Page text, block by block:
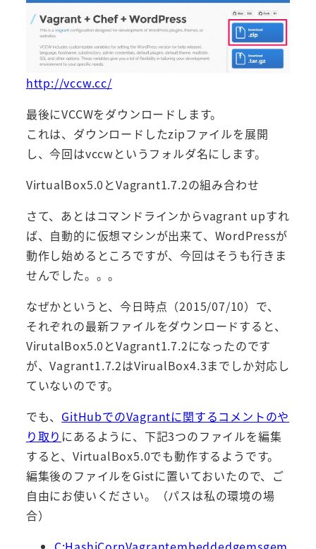
http://vccw.cc/
最後にVCCWをダウンロードします。
これは、ダウンロードしたzipファイルを展開
し、今回はvccwというフォルダ名にします。
VirtualBox5.0とVagrant1.7.2の組み合わせ
さて、あとはコマンドラインからvagrant upすれ
ば、自動的に仮想マシンが出来て、WordPressが
動作し始めるところですが、今回はそうも行きま
せんでした。。。
なぜかというと、今日時点（2015/07/10）で、
それぞれの最新ファイルをダウンロードすると、
VirutalBox5.0とVagrant1.7.2になったのです
が、Vagrant1.7.2はVirualBox4.3までしか対応し
ていないのです。
でも、 GitHubでのVagrantに関するコメントのや
り取り にあるように、下記3つのファイルを編集
すると、VirtualBox5.0でも動作するようです。
編集後のファイルをGistに置いておいたので、ご
自由にお使いください。（パスは私の環境の場
合）